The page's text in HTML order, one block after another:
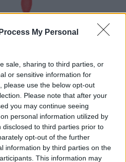
My Personal
sale, sharing to third parties, or
or sensitive information for
please use the below opt-out
Please note that after your
you may continue seeing
personal information utilized by
to third parties prior to
opt-out of the further
information by third parties on the
This information may